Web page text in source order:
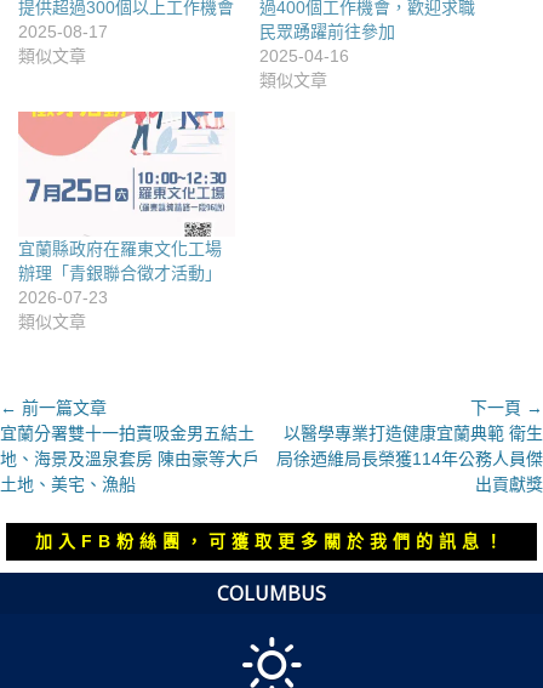
提供超過300個以上工作機會
2025-08-17
類似文章
過400個工作機會，歡迎求職
民眾踴躍前往參加
2025-04-16
類似文章
宜蘭縣政府在羅東文化工場
辦理「青銀聯合徵才活動」
2026-07-23
類似文章
文
章
導
覽
← 前一篇文章
上
一
篇
宜蘭分署雙十一拍賣吸金男五結土
地、海景及溫泉套房 陳由豪等大戶
土地、美宅、漁船
下一頁 →
下
一
章：
以醫學專業打造健康宜蘭典範 衛生
局徐迺維局長榮獲114年公務人員傑
出貢獻獎
加入FB粉絲團，可獲取更多關於我們的訊息！
COLUMBUS